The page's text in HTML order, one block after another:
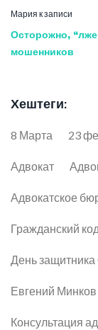
Мария к записи
Осторожно,
мошенников
Хештеги:
8 Марта 23
Адвокат
Адвокатское
Гражданский
День защитника
Евгений Минков
Консультация